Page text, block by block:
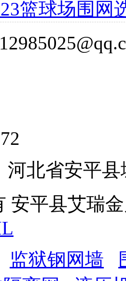
篮球场围网
河北省安平
安平县艾瑞
监狱钢网墙